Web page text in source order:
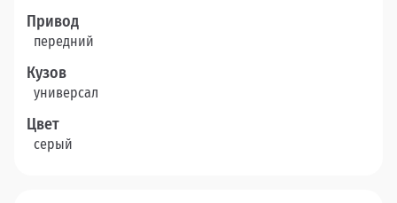
Привод
передний
Кузов
универсал
Цвет
серый